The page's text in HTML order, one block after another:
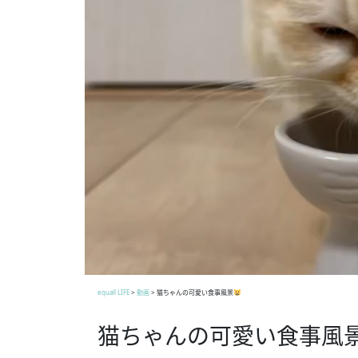
equall LIFE> 動画> 猫ちゃんの可愛い食事風景
猫ちゃんの可愛い食事風